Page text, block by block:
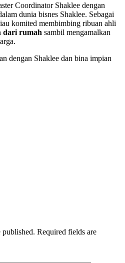
Coordinator Shaklee dengan
dunia bisnes Shaklee. Sebagai
komited membimbing ribuan ahli
dari rumah sambil mengamalkan
dengan Shaklee dan bina impian
published. Required fields are